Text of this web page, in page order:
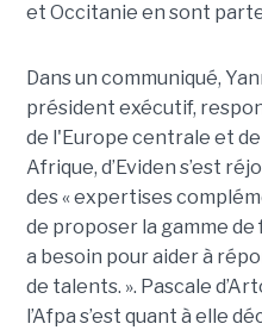
et Occitanie en sont
Dans un communiqué,
président exécutif,
de l'Europe centrale et
Afrique, d’Eviden s’est
des « expertises
de proposer la gamme
a besoin pour aider à
de talents. ». Pascale
l’Afpa s’est quant à elle